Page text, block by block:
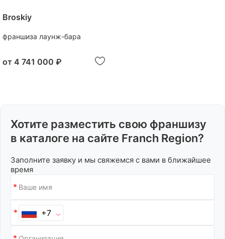
Broskiy
франшиза лаунж-бара
от 4 741 000 ₽
Хотите разместить свою франшизу
в каталоге на сайте Franch Region?
Заполните заявку и мы свяжемся с вами в ближайшее
время
+7